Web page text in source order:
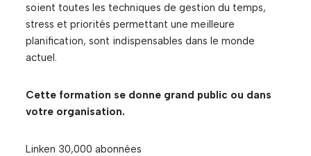
soient toutes les techniques de gestion du temps,
stress et priorités permettant une meilleure
planification, sont indispensables dans le monde
actuel.
Cette formation se donne grand public ou dans
votre organisation.
Linken 30,000 abonnées